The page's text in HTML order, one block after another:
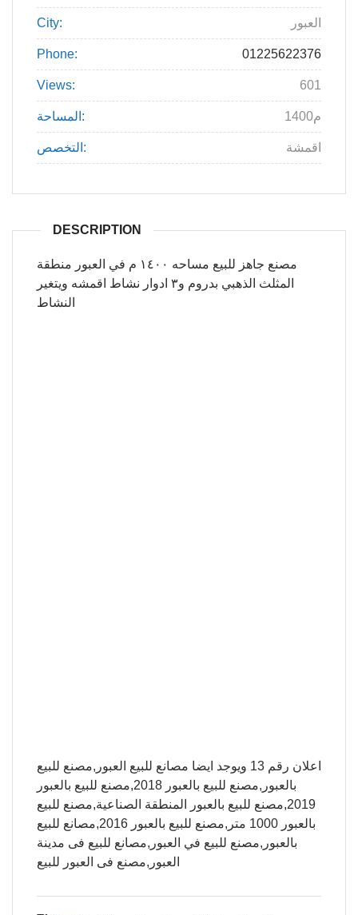
City: العبور
Phone: 01225622376
Views: 601
المساحة: 1400م
التخصص: اقمشة
DESCRIPTION
مصنع جاهز للبيع مساحه ١٤٠٠ م في العبور منطقة
المثلث الذهبي بدروم و٣ ادوار نشاط اقمشه ويتغير
النشاط
اعلان رقم 13 ويوجد ايضا مصانع للبيع العبور,مصنع للبيع
بالعبور,مصنع للبيع بالعبور 2018,مصنع للبيع بالعبور
2019,مصنع للبيع بالعبور المنطقة الصناعية,مصنع للبيع
بالعبور 1000 متر,مصنع للبيع بالعبور 2016,مصانع للبيع
بالعبور,مصنع للبيع في العبور,مصانع للبيع فى مدينة
العبور,مصنع فى العبور للبيع